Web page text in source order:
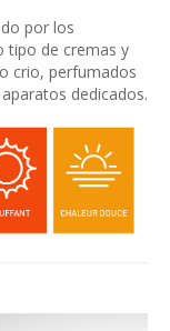
por los
tipo de cremas y
crio, perfumados
dedicados.